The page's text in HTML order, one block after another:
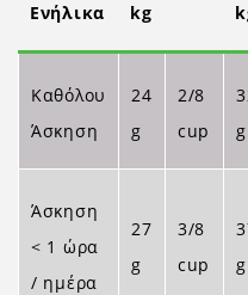
Ενήλικα
kg
Καθόλου
Άσκηση
24
g
2/8
cup
g
Άσκηση
< 1 ώρα
/ ημέρα
27
g
3/8
cup
g